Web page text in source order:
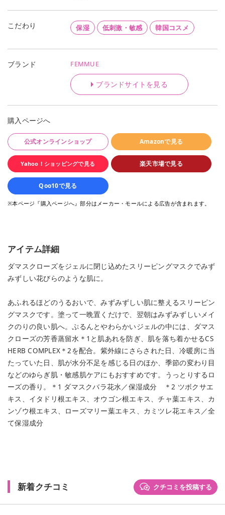
こだわり 保湿 低刺激・敏感 韓国コスメ
ブランド FEMMUE
ブランドサイトを見る
購入ページへ
公式オンラインショップ Amazonで見る
Yahoo！ショッピングで見る 楽天市場で見る
Qoo10で見る
※本ページ『購入ページへ』部分はメーカー・モールによる広告が含まれます。
アイテム詳細
ダマスクローズをジェルに閉じ込めたスリーピングマスクでみず
みずしい花びらのような肌に。
あふれるほどのうるおいで、みずみずしい肌に整えるスリーピン
グマスクです。塗って一晩置くだけで、翌朝はみずみずしいメイ
クのりの良い肌へ。ぷるんとやわらかいジェルの中には、ダマス
クローズの芳香蒸留水＊1と肌あれを防ぎ、肌を落ち着かせるCS
HERB COMPLEX＊2を配合。紫外線にさらされた日、冷暖房に当
たっていた日、肌が水分不足を感じる日のほか、季節の変わり目
などのゆらぎ肌・敏感肌ケアにもおすすめです。うっとりするロ
ーズの香り。＊1 ダマスクバラ花水／保湿成分 ＊2 ツボクサエ
キス、イタドリ根エキス、オウゴン根エキス、チャ葉エキス、カ
ンゾウ根エキス、ローズマリー葉エキス、カミツレ花エキス／全
て保湿成分
新着クチコミ クチコミを投稿する